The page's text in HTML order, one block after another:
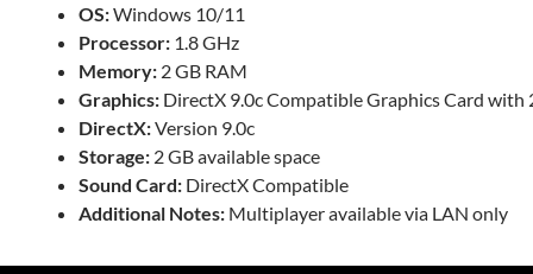
OS:Windows 10/11
Processor: 1.8 GHz
Memory: 2 GB RAM
Graphics: DirectX 9.0c Compatible Graphics Card
DirectX:Version 9.0c
Storage: 2 GB available space
Sound Card: DirectX Compatible
Additional Notes: Multiplayer available via LAN only